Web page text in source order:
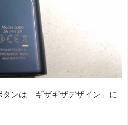
ンは「ギザギザデザイン」に